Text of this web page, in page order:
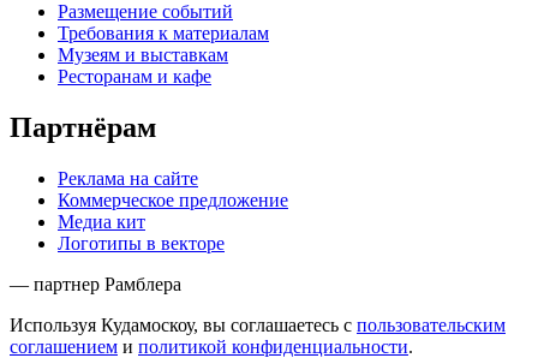
Размещение событий
Требования к материалам
Музеям и выставкам
Ресторанам и кафе
Партнёрам
Реклама на сайте
Коммерческое предложение
Медиа кит
Логотипы в векторе
— партнер Рамблера
Используя Кудамоскоу, вы соглашаетесь с пользовательским
соглашением и политикой конфиденциальности.